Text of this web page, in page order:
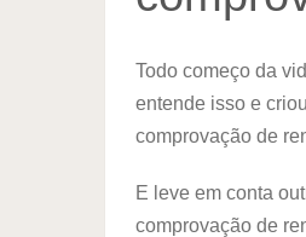
Todo começo da
entende isso e
comprovação de
E leve em conta
comprovação de